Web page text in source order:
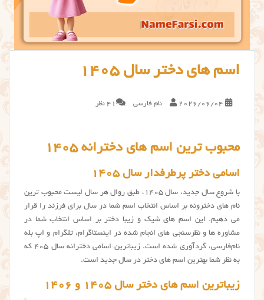
اسم های دختر سال ۱۴۰۵
2026/06/04 نام فارسی 41 نظر
محبوب ترین اسم های دخترانه ۱۴۰۵
اسامی دختر پرطرفدار سال ۱۴۰۵
با شروع سال جدید، سال ۱۴۰۵، طبق روال هر سال لیست محبوب ترین
نام های دخترونه بر اساس انتخاب اسم شما در سال برای فرزند را قرار
می دهیم. این اسم های شیک و زیبا دختر بر اساس انتخاب شما در
مشاوره ها و نظرسنجی های انجام شده در اینستاگرام، تلگرام و اپ بله
نام‌فارسی، گردآوری شده است. زیباترین اسامی دخترانه سال 405 که
به نظر شما بهترین اسم های دختر در سال جدید است.
زیباترین اسم های دختر سال ۱۴۰۵ و ۱۴۰۶